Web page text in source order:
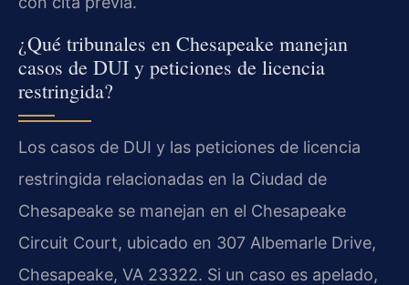
¿Qué tribunales en Chesapeake manejan
casos de DUI y peticiones de licencia
restringida?
Los casos de DUI y las peticiones de licencia
restringida relacionadas en la Ciudad de
Chesapeake se manejan en el Chesapeake
Circuit Court, ubicado en 307 Albemarle Drive,
Chesapeake, VA 23322. Si un caso es apelado,